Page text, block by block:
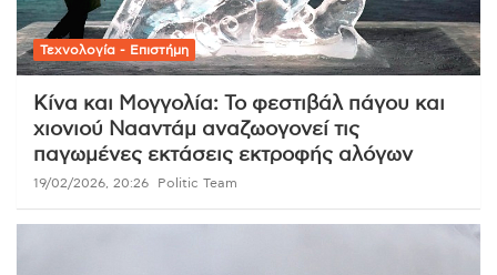
Τεχνολογία - Επιστήμη
Κίνα και Μογγολία: Το φεστιβάλ πάγου και
χιονιού Νααντάμ αναζωογονεί τις
παγωμένες εκτάσεις εκτροφής αλόγων
19/02/2026, 20:26 Politic Team